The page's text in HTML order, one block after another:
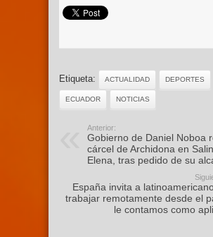
Etiqueta: ACTUALIDAD DEPORTES
ECUADOR NOTICIAS
Anterior:
Gobierno de Daniel Noboa
cárcel de Archidona en
Elena, tras pedido de su
España invita a
trabajar remotamente desde el
le contamos como